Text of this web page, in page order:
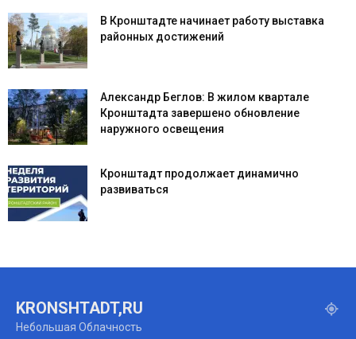
В Кронштадте начинает работу выставка
районных достижений
Александр Беглов: В жилом квартале
Кронштадта завершено обновление
наружного освещения
Кронштадт продолжает динамично
развиваться
KRONSHTADT,RU
Небольшая Облачность